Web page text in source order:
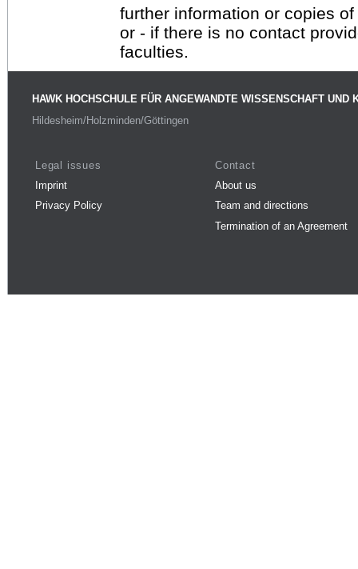
further information or copies
or - if there is no contact
faculties.
HAWK HOCHSCHULE FÜR ANGEWANDTE WISSENSCHAFT UND
Hildesheim/Holzminden/Göttingen
Legal issues
Imprint
Privacy Policy
Contact
About us
Team and directions
Termination of an Agreement